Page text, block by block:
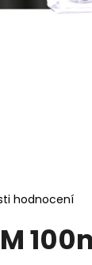
hodnocení